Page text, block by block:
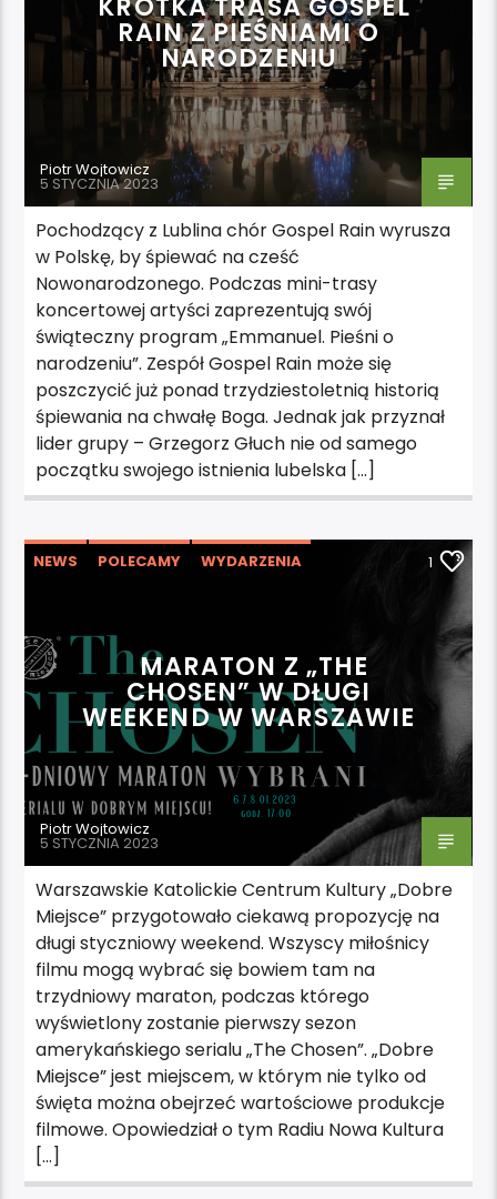
RAIN Z PIEŚNIAMI O
NARODZENIU
Piotr Wojtowicz
5 STYCZNIA 2023
Pochodzący z Lublina chór Gospel Rain wyrusza
w Polskę, by śpiewać na cześć
Nowonarodzonego. Podczas mini-trasy
koncertowej artyści zaprezentują swój
świąteczny program „Emmanuel. Pieśni o
narodzeniu”. Zespół Gospel Rain może się
poszczycić już ponad trzydziestoletnią historią
śpiewania na chwałę Boga. Jednak jak przyznał
lider grupy – Grzegorz Głuch nie od samego
początku swojego istnienia lubelska […]
NEWS POLECAMY WYDARZENIA 1
MARATON Z „THE
CHOSEN” W DŁUGI
WEEKEND W WARSZAWIE
Piotr Wojtowicz
5 STYCZNIA 2023
Warszawskie Katolickie Centrum Kultury „Dobre
Miejsce” przygotowało ciekawą propozycję na
długi styczniowy weekend. Wszyscy miłośnicy
filmu mogą wybrać się bowiem tam na
trzydniowy maraton, podczas którego
wyświetlony zostanie pierwszy sezon
amerykańskiego serialu „The Chosen”. „Dobre
Miejsce” jest miejscem, w którym nie tylko od
święta można obejrzeć wartościowe produkcje
filmowe. Opowiedział o tym Radiu Nowa Kultura
[…]